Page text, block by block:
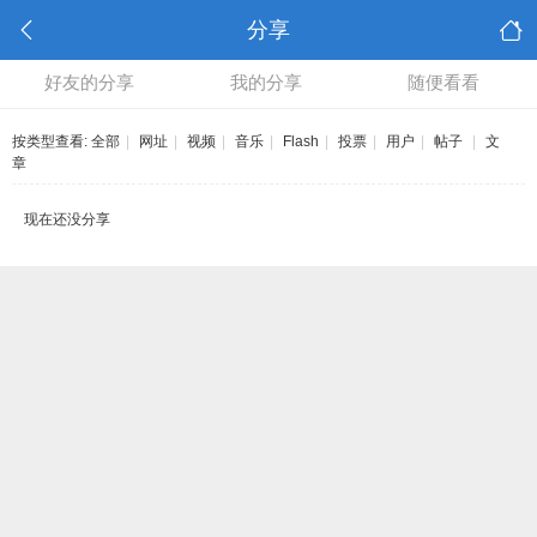
分享
好友的分享 我的分享 随便看看
按类型查看: 全部 网址 视频 音乐 Flash 投票 用户 帖子
文
章
现在还没分享